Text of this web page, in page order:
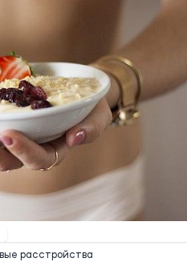
расстройства